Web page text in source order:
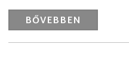
BŐVEBBEN